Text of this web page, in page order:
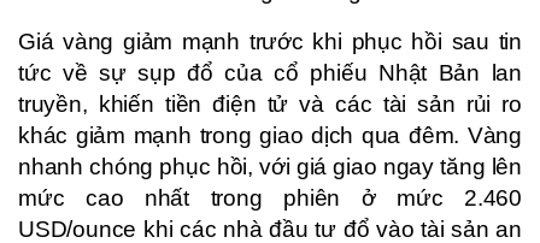
Giá vàng giảm mạnh trước khi phục hồi sau tin
tức về sự sụp đổ của cổ phiếu Nhật Bản lan
truyền, khiến tiền điện tử và các tài sản rủi ro
khác giảm mạnh trong giao dịch qua đêm. Vàng
nhanh chóng phục hồi, với giá giao ngay tăng lên
mức cao nhất trong phiên ở mức 2.460
USD/ounce khi các nhà đầu tư đổ vào tài sản an